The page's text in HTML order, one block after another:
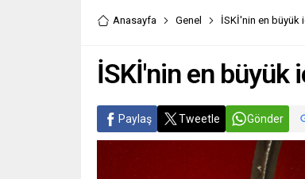
Anasayfa Genel İSKİ'nin en büyük
İSKİ'nin en büyük
Paylaş Tweetle Gönder